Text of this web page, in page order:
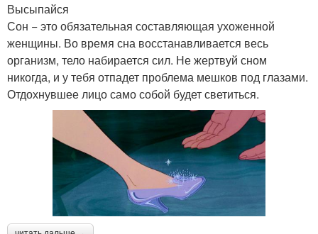
Высыпайся
Сон − это обязательная составляющая ухоженной
женщины. Во время сна восстанавливается весь
организм, тело набирается сил. Не жертвуй сном
никогда, и у тебя отпадет проблема мешков под глазами.
Отдохнувшее лицо само собой будет светиться.